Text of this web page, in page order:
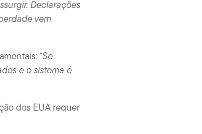
Declarações
vem
“Se
e o sistema é
dos EUA requer